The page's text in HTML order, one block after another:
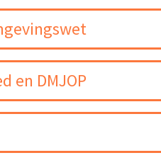
en DMJOP